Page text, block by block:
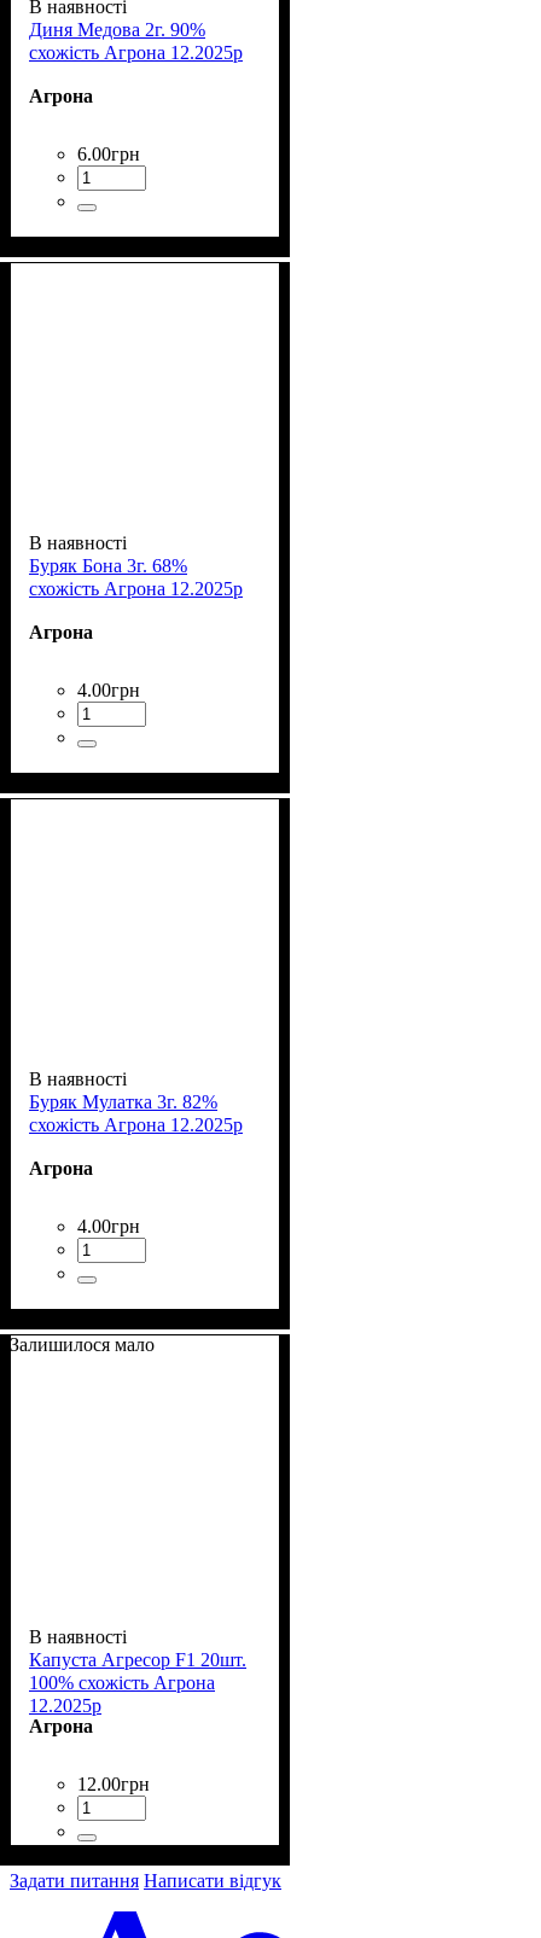
В наявності
Диня Медова 2г. 90%
схожість Агрона 12.2025р
Агрона
6.00грн
В наявності
Буряк Бона 3г. 68%
схожість Агрона 12.2025р
Агрона
4.00грн
В наявності
Буряк Мулатка 3г. 82%
схожість Агрона 12.2025р
Агрона
4.00грн
Залишилося мало
В наявності
Капуста Агресор F1 20шт.
100% схожість Агрона
12.2025р
Агрона
12.00грн
Задати питання Написати відгук